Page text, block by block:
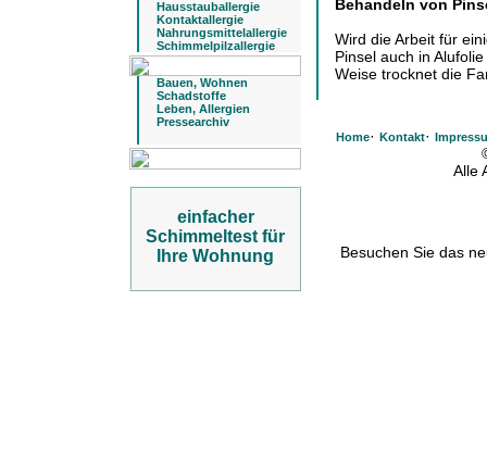
Hausstauballergie
Kontaktallergie
Nahrungsmittelallergie
Schimmelpilzallergie
Bauen, Wohnen
Schadstoffe
Leben, Allergien
Pressearchiv
einfacher
Schimmeltest für
Ihre Wohnung
Behandeln von
Wird die Arbeit für
Pinsel auch in
Weise trocknet die
Home· Kontakt·
Alle
Besuchen Sie das